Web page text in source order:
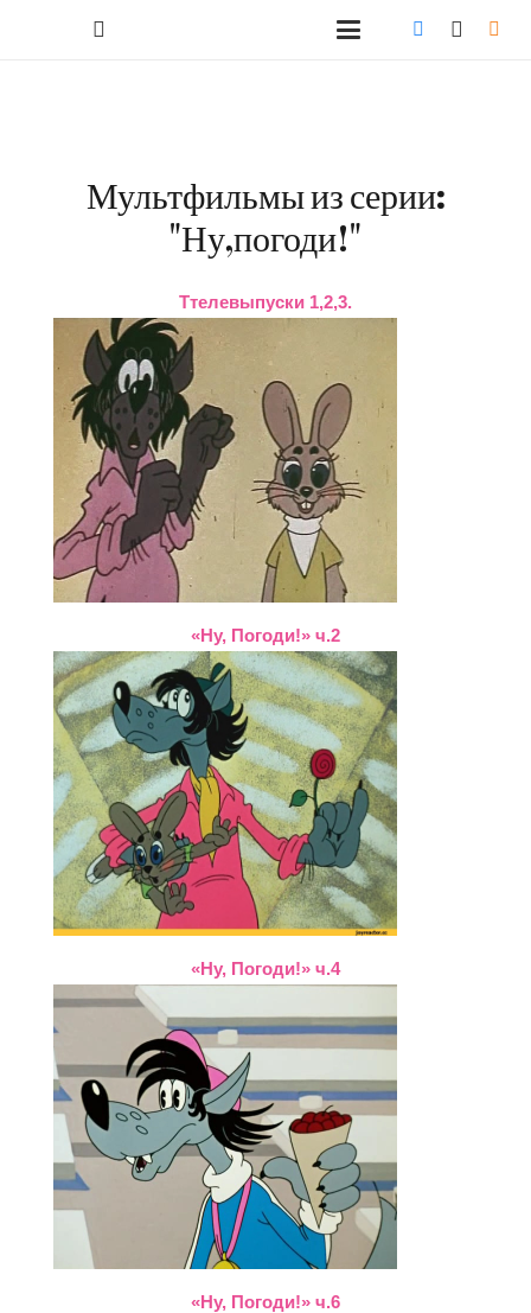
Мультфильмы из серии:
"Ну,погоди!"
Ттелевыпуски 1,2,3.
«Ну, Погоди!» ч.2
«Ну, Погоди!» ч.4
«Ну, Погоди!» ч.6